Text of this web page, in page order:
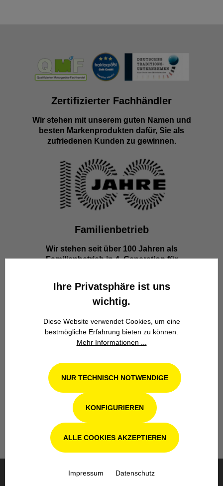
Zertifizierter Fachhändler
Wir stehen mit unserem guten Namen und
besten Markenprodukten dafür, Sie als
zufriedenen Kunden zu gewinnen.
Familienbetrieb
Wir stehen seit über 100 Jahren als
Familienbetrieb in 4. Generation für
Werkstatt in Odenthal / Köln
Unsere Fachwerkstatt für Garten-, Forst-
und Landtechnik- Geräte in Odenthal bei
Köln steht Ihnen auch nach dem Kauf mit
Rat und Tat zur Seite.
Ihre Privatsphäre ist uns
wichtig.
Diese Website verwendet Cookies, um eine
bestmögliche Erfahrung bieten zu können.
Mehr Informationen ...
NUR TECHNISCH NOTWENDIGE
KONFIGURIEREN
ALLE COOKIES AKZEPTIEREN
Impressum Datenschutz